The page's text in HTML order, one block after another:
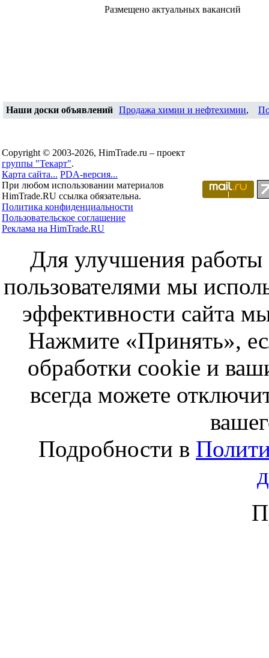
Размещено актуальных вакансий
Наши доски объявлений Продажа химии и нефтехимии,
Copyright © 2003-2026, HimTrade.ru – проект
группы "Текарт".
Карта сайта... PDA-версия...
При любом использовании материалов
HimTrade.RU ссылка обязательна.
Политика конфиденциальности
Пользовательское соглашение
Реклама на HimTrade.RU
Для улучшения работы
пользователями мы
эффективности сайта
Нажмите «Принять»,
обработки cookie и
всегда можете
Подробности в